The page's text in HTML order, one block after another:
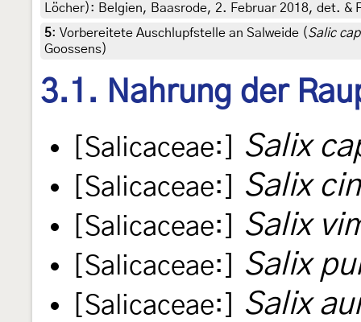
Löcher): Belgien, Baasrode, 2. Februar 2018, det. &
5: Vorbereitete Auschlupfstelle an Salweide (Salic
Goossens)
3.1. Nahrung der
[Salicaceae:] Salix
[Salicaceae:] Salix
[Salicaceae:] Salix
[Salicaceae:] Salix
[Salicaceae:] Salix